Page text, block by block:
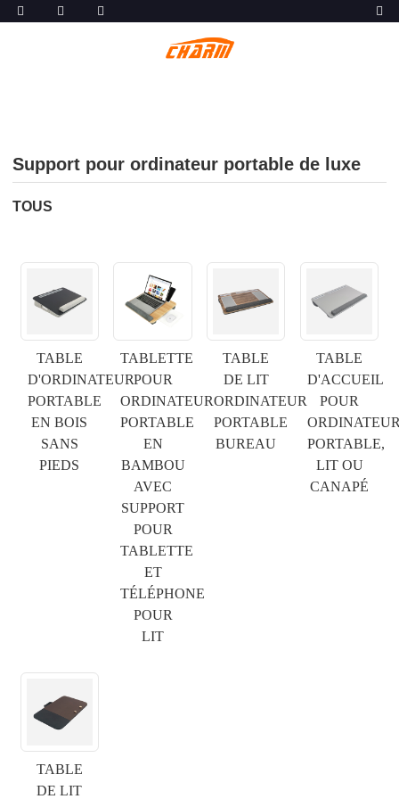
Support pour ordinateur portable de luxe
TOUS
TABLE
D'ORDINATEUR
PORTABLE
EN BOIS
SANS
PIEDS
TABLETTE
POUR
ORDINATEUR
PORTABLE
EN
BAMBOU
AVEC
SUPPORT
POUR
TABLETTE
ET
TÉLÉPHONE
POUR
LIT
TABLE
DE LIT
ORDINATEUR
PORTABLE
BUREAU
TABLE
D'ACCUEIL
POUR
PORTABLE,
LIT OU
CANAPÉ
TABLE
DE LIT